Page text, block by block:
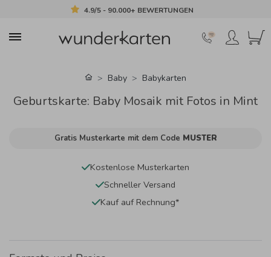
4.9/5 - 90.000+ BEWERTUNGEN
Baby Babykarten
Geburtskarte: Baby Mosaik mit Fotos in Mint
Gratis Musterkarte mit dem Code MUSTER
Kostenlose Musterkarten
Schneller Versand
Kauf auf Rechnung*